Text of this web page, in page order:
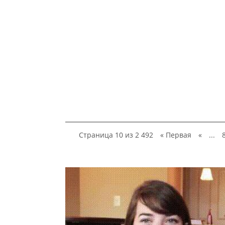
Страница 10 из 2 492 « Первая « ...